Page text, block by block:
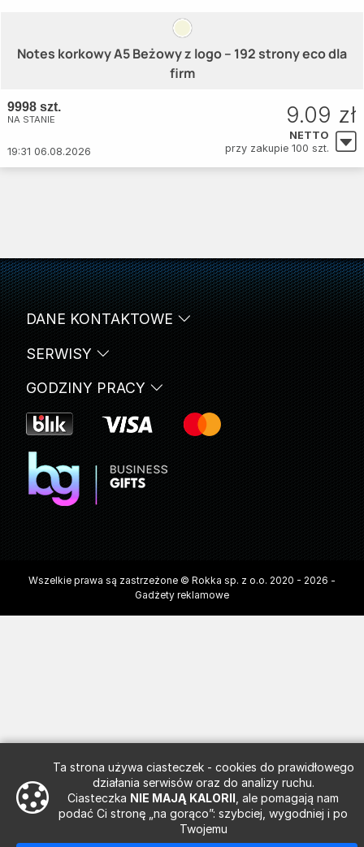
Ta strona używa ciasteczek - cookies do prawidłowego
działania serwisów oraz do analizy ruchu.
Ciasteczka NIE MAJĄ KALORII , ale pomagają nam
podać Ci stronę „na gorąco”: szybciej, wygodniej i po
Twojemu
Notes korkowy A5 Beżowy z logo – 192 strony eco dla
firm
9998 szt.
NA STANIE
19:31 06.08.2026
9.09 zł
NETTO
przy zakupie 100 szt.
SERWISY
DANE KONTAKTOWE
GODZINY PRACY
Wszelkie prawa są zastrzeżone © Rokka sp. z o.o. 2020 - 2026 -
Gadżety reklamowe